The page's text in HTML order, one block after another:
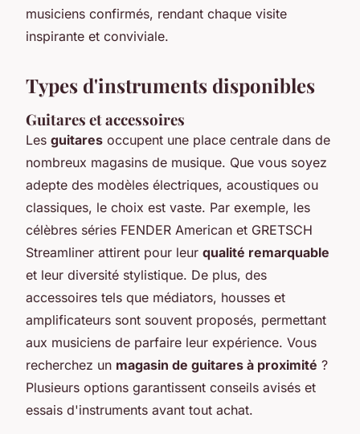
musiciens confirmés, rendant chaque visite
inspirante et conviviale.
Types d'instruments disponibles
Guitares et accessoires
Les guitares occupent une place centrale dans de
nombreux magasins de musique. Que vous soyez
adepte des modèles électriques, acoustiques ou
classiques, le choix est vaste. Par exemple, les
célèbres séries FENDER American et GRETSCH
Streamliner attirent pour leur qualité remarquable
et leur diversité stylistique. De plus, des
accessoires tels que médiators, housses et
amplificateurs sont souvent proposés, permettant
aux musiciens de parfaire leur expérience. Vous
recherchez un magasin de guitares à proximité ?
Plusieurs options garantissent conseils avisés et
essais d'instruments avant tout achat.